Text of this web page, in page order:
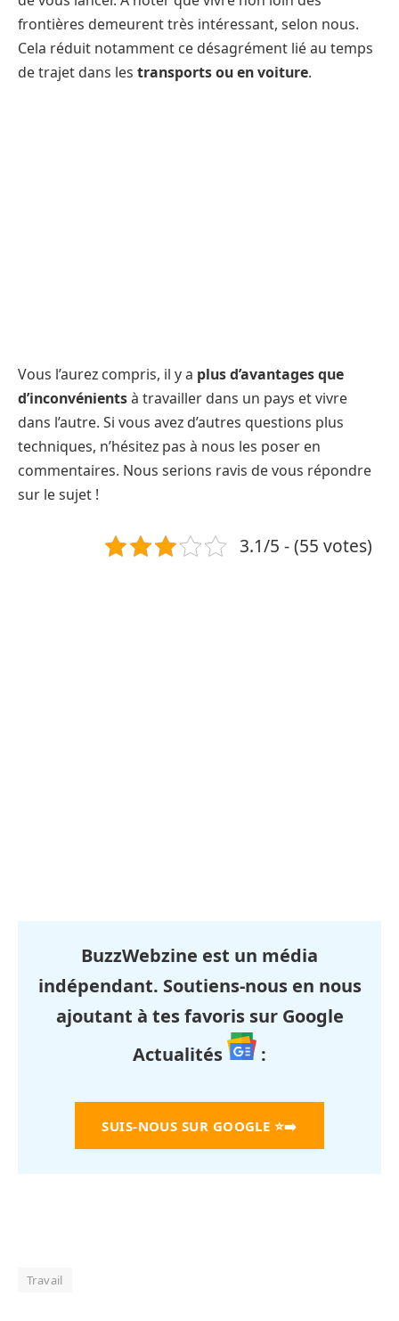
frontières demeurent très intéressant, selon nous.
Cela réduit notamment ce désagrément lié au temps
de trajet dans les transports ou en voiture.
Vous l’aurez compris, il y a plus d’avantages que
d’inconvénientsà travailler dans un pays et vivre
dans l’autre. Si vous avez d’autres questions plus
techniques, n’hésitez pas à nous les poser en
commentaires. Nous serions ravis de vous répondre
sur le sujet !
3.1/5 - (55 votes)
BuzzWebzine est un média
indépendant. Soutiens-nous en nous
ajoutant à tes favoris sur Google
Actualités
:
SUIS-NOUS SUR GOOGLE ⭐➡️
Travail